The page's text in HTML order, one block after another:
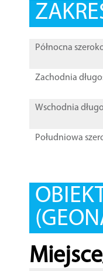
Północna
Zachodnia
Wschodnia
Południowa